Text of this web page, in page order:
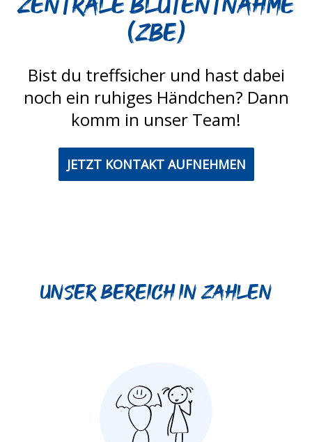
(ZBE)
Bist du treffsicher und hast dabei
noch ein ruhiges Händchen? Dann
komm in unser Team!
JETZT KONTAKT AUFNEHMEN
Unser Bereich in Zahlen